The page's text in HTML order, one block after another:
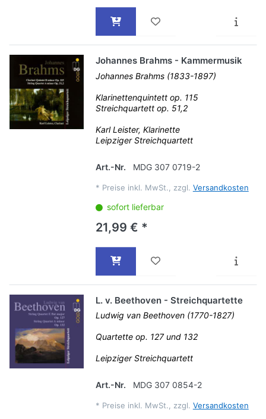
Johannes Brahms - Kammermusik
Johannes Brahms (1833-1897)
Klarinettenquintett op. 115
Streichquartett op. 51,2
Karl Leister, Klarinette
Leipziger Streichquartett
Art.-Nr. MDG 307 0719-2
* Preise inkl. MwSt., zzgl. Versandkosten
sofort lieferbar
21,99 € *
L. v. Beethoven - Streichquartette
Ludwig van Beethoven (1770-1827)
Quartette op. 127 und 132
Leipziger Streichquartett
Art.-Nr. MDG 307 0854-2
* Preise inkl. MwSt., zzgl. Versandkosten